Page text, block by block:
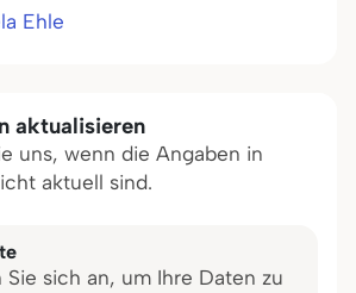
Ehle
aktualisieren
uns, wenn die Angaben in
aktuell sind.
Sie sich an, um Ihre Daten zu